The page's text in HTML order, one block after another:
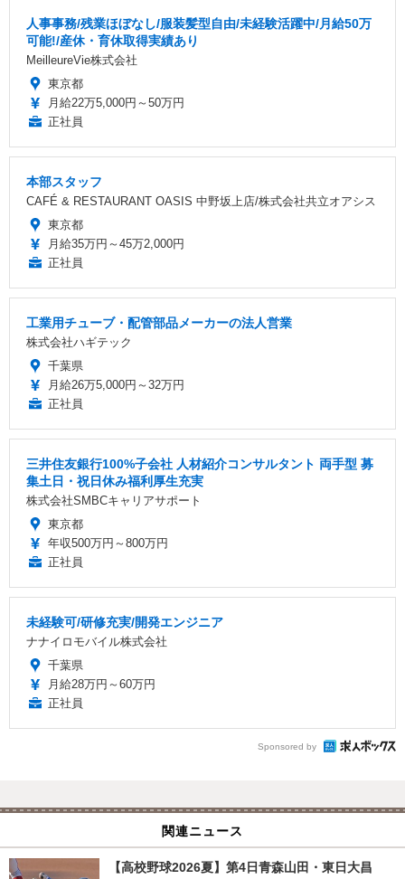
人事事務/残業ほぼなし/服装髪型自由/未経験活躍中/月給50万
可能!/産休・育休取得実績あり
MeilleureVie株式会社
東京都
月給22万5,000円～50万円
正社員
本部スタッフ
CAFÉ & RESTAURANT OASIS 中野坂上店/株式会社共立オアシス
東京都
月給35万円～45万2,000円
正社員
工業用チューブ・配管部品メーカーの法人営業
株式会社ハギテック
千葉県
月給26万5,000円～32万円
正社員
三井住友銀行100%子会社 人材紹介コンサルタント 両手型 募
集土日・祝日休み福利厚生充実
株式会社SMBCキャリアサポート
東京都
年収500万円～800万円
正社員
未経験可/研修充実/開発エンジニア
ナナイロモバイル株式会社
千葉県
月給28万円～60万円
正社員
Sponsored by
関連ニュース
【高校野球2026夏】第4日青森山田・東日大昌